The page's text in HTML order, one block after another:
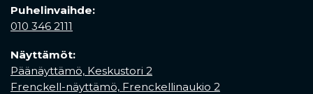
Puhelinvaihde:
010 346 2111
Näyttämöt:
Päänäyttämö, Keskustori 2
Frenckell-näyttämö, Frenckellinaukio 2